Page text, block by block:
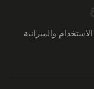
والميزانية